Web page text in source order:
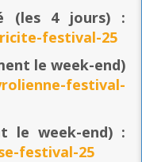
(les 4 jours) :
festival-25
le week-end)
festival-
le week-end) :
festival-25